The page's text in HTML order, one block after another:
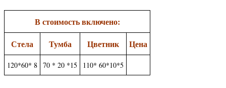
В стоимость включено:
Стела
Тумба Цветник Цена
120*60* 8 70 * 20 *15 110* 60*10*5